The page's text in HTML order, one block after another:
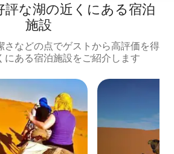
評な湖の近くにある宿泊
施設
さなどの点でゲストから高評価を得
にある宿泊施設をご紹介します